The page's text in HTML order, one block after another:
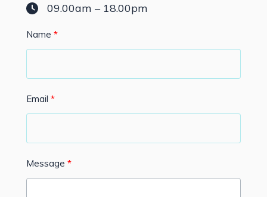
09.00am – 18.00pm
Name
Email
Message